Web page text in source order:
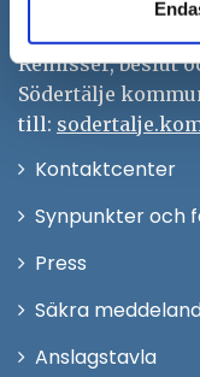
Org.nr. 212000–0159
Remisser, beslut
Södertälje
till:
Kontaktcenter
Synpunkter och
Press
fönster
Säkra
Anslagstavla